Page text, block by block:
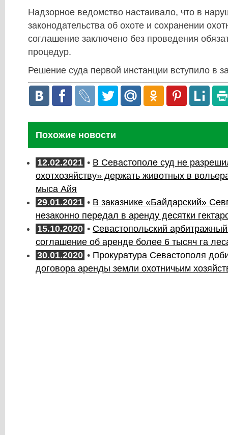
Надзорное ведомство настаивало, что в
законодательства об охоте и сохранении
соглашение заключено без проведения
процедур.
Решение суда первой инстанции вступило в
Похожие новости
12.02.2021 • В Севастополе суд не
охотхозяйству» держать животных в
мыса Айя
29.01.2021 • В заказнике «Байдарский»
незаконно передал в аренду десятки
15.10.2020 • Севастопольский
соглашение об аренде более 6 тысяч га
30.01.2020 • Прокуратура Севастополя
договора аренды земли охотничьим